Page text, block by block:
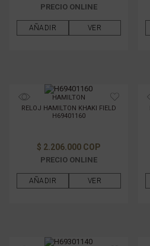
PRECIO ONLINE
AÑADIR VER
HAMILTON
RELOJ HAMILTON KHAKI FIELD
H69401160
$ 2.206.000 COP
PRECIO ONLINE
AÑADIR VER